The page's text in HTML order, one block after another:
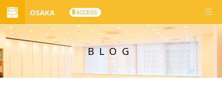
OSAKA ACCESS
BLOG